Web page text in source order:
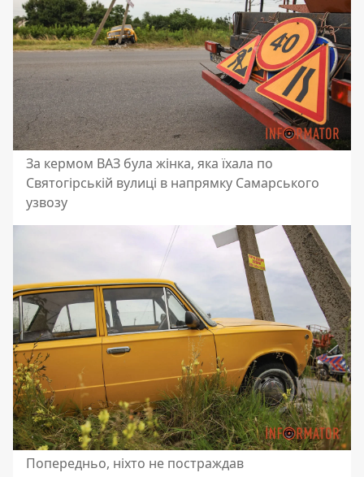
За кермом ВАЗ була жінка, яка їхала по
Святогірській вулиці в напрямку Самарського
узвозу
Попередньо, ніхто не постраждав